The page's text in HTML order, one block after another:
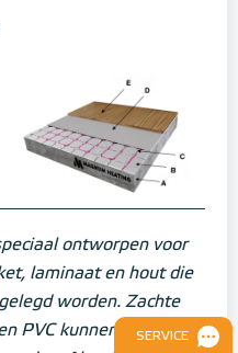
ontworpen voor
laminaat en hout die
worden. Zachte
PVC kunnen niet direct
SERVICE